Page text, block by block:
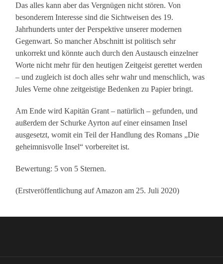
Das alles kann aber das Vergnügen nicht stören. Von
besonderem Interesse sind die Sichtweisen des 19.
Jahrhunderts unter der Perspektive unserer modernen
Gegenwart. So mancher Abschnitt ist politisch sehr
unkorrekt und könnte auch durch den Austausch einzelner
Worte nicht mehr für den heutigen Zeitgeist gerettet werden
– und zugleich ist doch alles sehr wahr und menschlich, was
Jules Verne ohne zeitgeistige Bedenken zu Papier bringt.
Am Ende wird Kapitän Grant – natürlich – gefunden, und
außerdem der Schurke Ayrton auf einer einsamen Insel
ausgesetzt, womit ein Teil der Handlung des Romans „Die
geheimnisvolle Insel“ vorbereitet ist.
Bewertung: 5 von 5 Sternen.
(Erstveröffentlichung auf Amazon am 25. Juli 2020)